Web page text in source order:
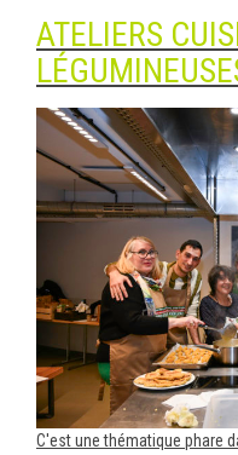
ATELIERS
C'est une thématique phare